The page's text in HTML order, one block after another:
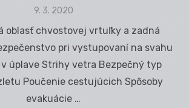
Posted
9. 3. 2020
oblasť chvostovej vrtuľky a zadná
pri vystupovaní na svahu
úplave Strihy vetra Bezpečný typ
Poučenie cestujúcich Spôsoby
evakuácie …